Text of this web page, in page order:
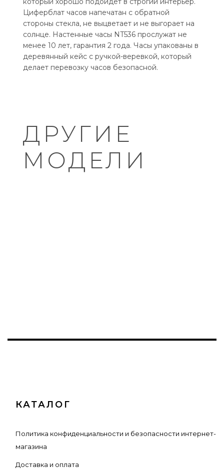
Циферблат часов напечатан с обратной
стороны стекла, не выцветает и не выгорает на
солнце. Настенные часы NT536 прослужат не
менее 10 лет, гарантия 2 года. Часы упакованы в
деревянный кейс с ручкой-веревкой, который
делает перевозку часов безопасной.
ДРУГИЕ
МОДЕЛИ
КАТАЛОГ
Политика конфиденциальности и безопасности интернет-
магазина
Доставка и оплата